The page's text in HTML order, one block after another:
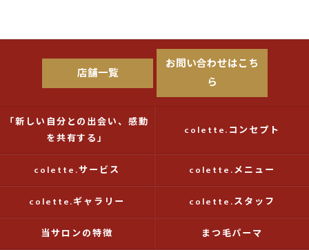
店舗一覧
お問い合わせはこち
ら
「新しい自分との出会い、感動
を共有する」
colette.コンセプト
colette.サービス colette.メニュー
colette.ギャラリー colette.スタッフ
当サロンの特徴 まつ毛パーマ